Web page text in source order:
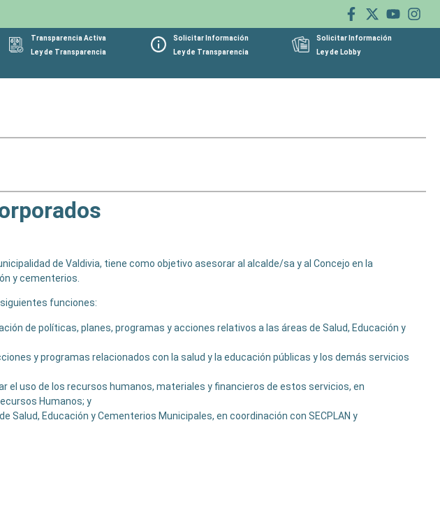
Transparencia Activa
Ley de Transparencia
Solicitar Información
Ley de Transparencia
Solicitar Información
Ley de Lobby
de Valdivia, tiene como objetivo asesorar al alcalde/sa y al Concejo en la
y cementerios.
funciones:
de políticas, planes, programas y acciones relativos a las áreas de Salud, Educación y
y programas relacionados con la salud y la educación públicas y los demás servicios
el uso de los recursos humanos, materiales y financieros de estos servicios, en
Humanos; y
Educación y Cementerios Municipales, en coordinación con SECPLAN y